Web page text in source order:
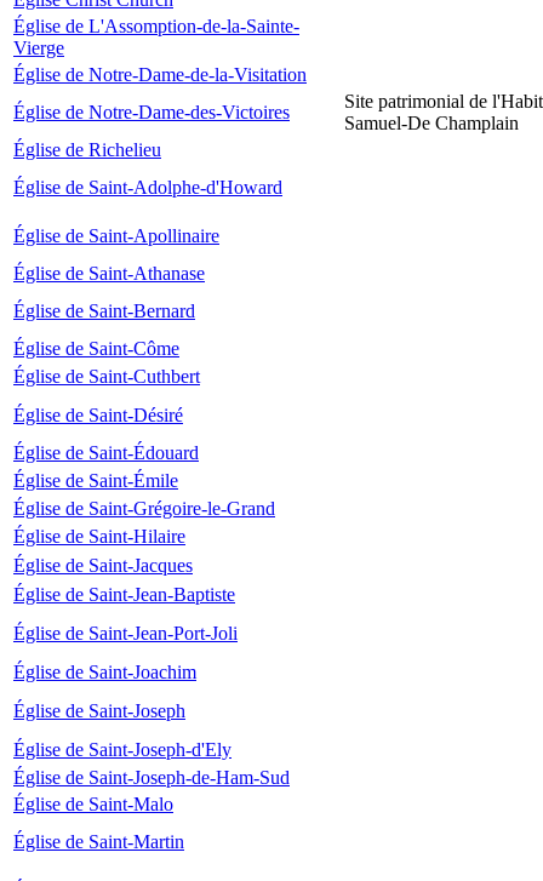
Église de L'Assomption-de-la-Sainte-
Vierge
Église de Notre-Dame-de-la-Visitation
Église de Notre-Dame-des-Victoires
Site patrimonial de
Samuel-De Champlain
Église de Richelieu
Église de Saint-Adolphe-d'Howard
Église de Saint-Apollinaire
Église de Saint-Athanase
Église de Saint-Bernard
Église de Saint-Côme
Église de Saint-Cuthbert
Église de Saint-Désiré
Église de Saint-Édouard
Église de Saint-Émile
Église de Saint-Grégoire-le-Grand
Église de Saint-Hilaire
Église de Saint-Jacques
Église de Saint-Jean-Baptiste
Église de Saint-Jean-Port-Joli
Église de Saint-Joachim
Église de Saint-Joseph
Église de Saint-Joseph-d'Ely
Église de Saint-Joseph-de-Ham-Sud
Église de Saint-Malo
Église de Saint-Martin